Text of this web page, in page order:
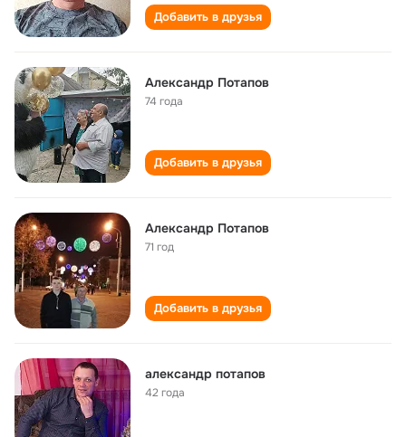
Добавить в друзья
Александр Потапов
74 года
Добавить в друзья
Александр Потапов
71 год
Добавить в друзья
александр потапов
42 года